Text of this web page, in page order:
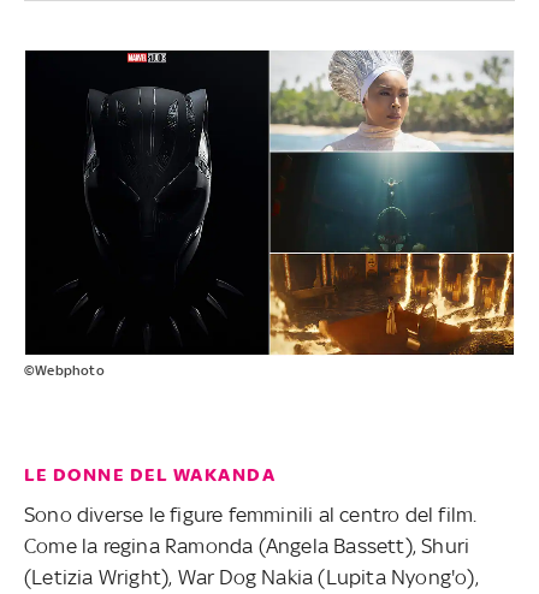
©Webphoto
LE DONNE DEL WAKANDA
Sono diverse le figure femminili al centro del film.
Come la regina Ramonda (Angela Bassett), Shuri
(Letizia Wright), War Dog Nakia (Lupita Nyong'o),